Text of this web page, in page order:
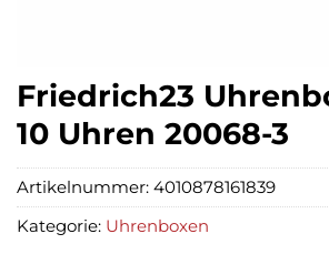
Friedrich23
10 Uhren 20068-3
Artikelnummer: 4010878161839
Kategorie: Uhrenboxen